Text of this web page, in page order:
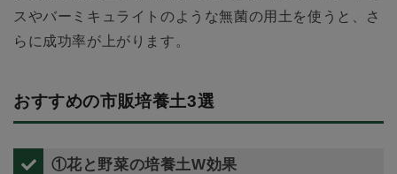
スやバーミキュライトのような無菌の用土を使うと、さ
らに成功率が上がります。
おすすめの市販培養土3選
①花と野菜の培養土W効果